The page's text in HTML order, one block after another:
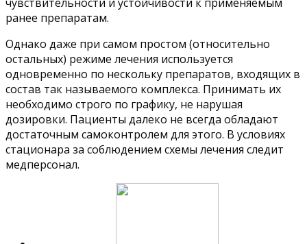
ранее препаратам.
Однако даже при самом простом (относительно
остальных) режиме лечения используется
одновременно по нескольку препаратов, входящих в
состав так называемого комплекса. Принимать их
необходимо строго по графику, не нарушая
дозировки. Пациенты далеко не всегда обладают
достаточным самоконтролем для этого. В условиях
стационара за соблюдением схемы лечения следит
медперсонал.